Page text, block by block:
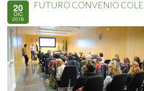
20
DIC
2018
FUTURO CONVENIO